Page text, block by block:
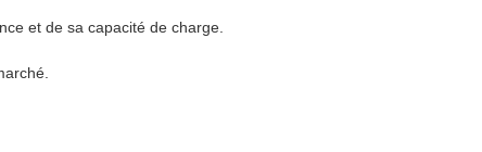
et de sa capacité de charge.